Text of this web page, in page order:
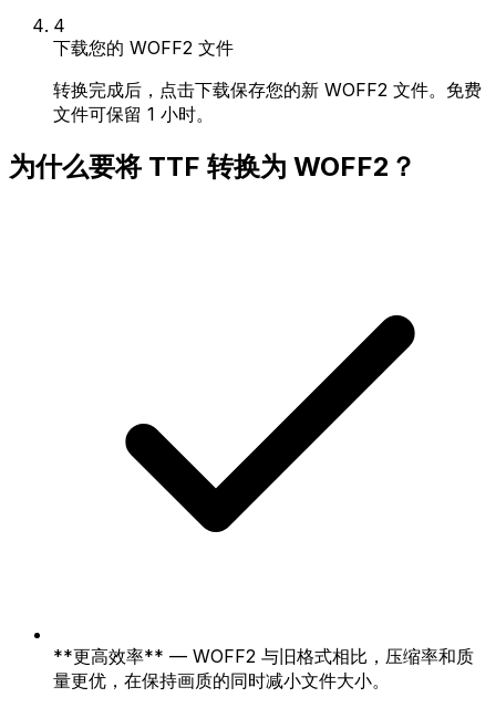
4
下载您的 WOFF2 文件
转换完成后，点击下载保存您的新 WOFF2 文件。免费
文件可保留 1 小时。
为什么要将 TTF 转换为 WOFF2？
**更高效率** — WOFF2 与旧格式相比，压缩率和质
量更优，在保持画质的同时减小文件大小。